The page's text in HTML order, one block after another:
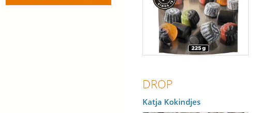
DROP
Katja Kokindjes